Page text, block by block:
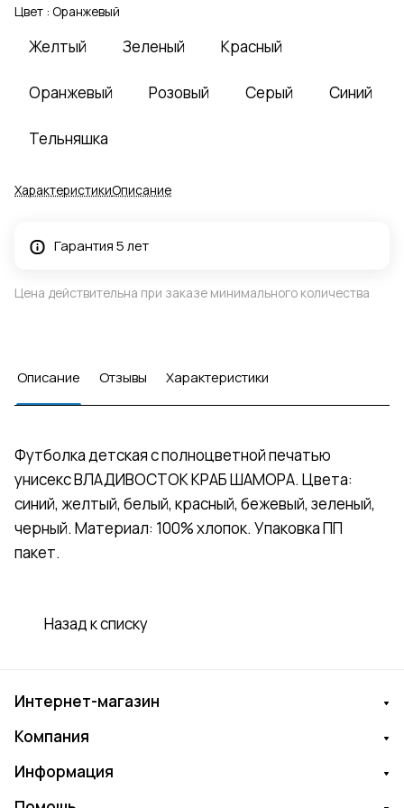
Цвет : Оранжевый
Желтый Зеленый Красный
Оранжевый Розовый Серый Синий
Тельняшка
ХарактеристикиОписание
Гарантия 5 лет
Цена действительна при заказе минимального количества
Описание Отзывы Характеристики
Футболка детская с полноцветной печатью
унисекс ВЛАДИВОСТОК КРАБ ШАМОРА. Цвета:
синий, желтый, белый, красный, бежевый, зеленый,
черный. Материал: 100% хлопок. Упаковка ПП
пакет.
Назад к списку
Интернет-магазин
Компания
Информация